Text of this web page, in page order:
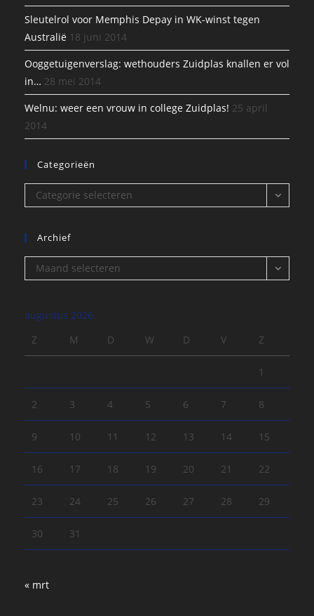
Sleutelrol voor Memphis Depay in WK-winst tegen
Australië 18 juni 2014
Ooggetuigenverslag: wethouders Zuidplas knallen er vol
in… 28 mei 2014
Welnu: weer een vrouw in college Zuidplas! 25 april
2014
Categorieën
Categorieën
Categorie selecteren
Archief
Archief
Maand selecteren
augustus 2026
Z
M D W D V Z
1
2 3 4 5 6 7 8
9 10 11 12 13 14 15
16 17 18 19 20 21 22
23 24 25 26 27 28 29
30 31
« mrt